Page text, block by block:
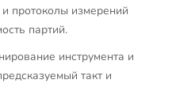
протоколы измерений
партий.
инструмента и
такт и